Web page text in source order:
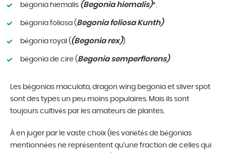
bégonia hiemalis (Begonia hiemalis)*.
bégonia foliosa (Begonia foliosa Kunth)
bégonia royal ((Begonia rex))
bégonia de cire (Begonia semperflorens)
Les bégonias maculata, dragon wing begonia et silver spot
sont des types un peu moins populaires. Mais ils sont
toujours cultivés par les amateurs de plantes.
À en juger par le vaste choix (les variétés de bégonias
mentionnées ne représentent qu’une fraction de celles qui